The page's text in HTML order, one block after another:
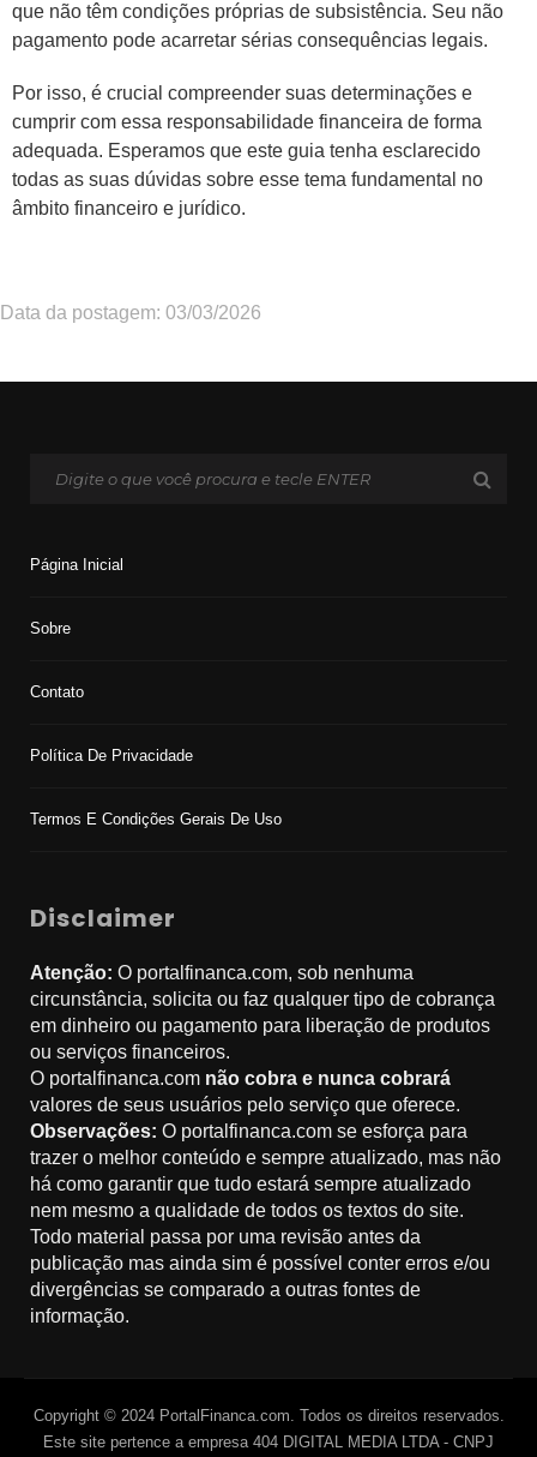
que não têm condições próprias de subsistência. Seu não
pagamento pode acarretar sérias consequências legais.
Por isso, é crucial compreender suas determinações e
cumprir com essa responsabilidade financeira de forma
adequada. Esperamos que este guia tenha esclarecido
todas as suas dúvidas sobre esse tema fundamental no
âmbito financeiro e jurídico.
Data da postagem: 03/03/2026
Página Inicial
Sobre
Contato
Política De Privacidade
Termos E Condições Gerais De Uso
Disclaimer
Atenção: O portalfinanca.com, sob nenhuma
circunstância, solicita ou faz qualquer tipo de cobrança
em dinheiro ou pagamento para liberação de produtos
ou serviços financeiros.
O portalfinanca.com não cobra e nunca cobrará
valores de seus usuários pelo serviço que oferece.
Observações: O portalfinanca.com se esforça para
trazer o melhor conteúdo e sempre atualizado, mas não
há como garantir que tudo estará sempre atualizado
nem mesmo a qualidade de todos os textos do site.
Todo material passa por uma revisão antes da
publicação mas ainda sim é possível conter erros e/ou
divergências se comparado a outras fontes de
informação.
Copyright © 2024 PortalFinanca.com. Todos os direitos reservados.
Este site pertence a empresa 404 DIGITAL MEDIA LTDA - CNPJ